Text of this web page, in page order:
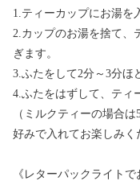
1.ティーカップにお湯を
2.カップのお湯を捨て、
ぎます。
3.ふたをして2分～3分ほ
4.ふたをはずして、ティ
（ミルクティーの場合
好みで入れてお楽しみく
《レターパックライトで